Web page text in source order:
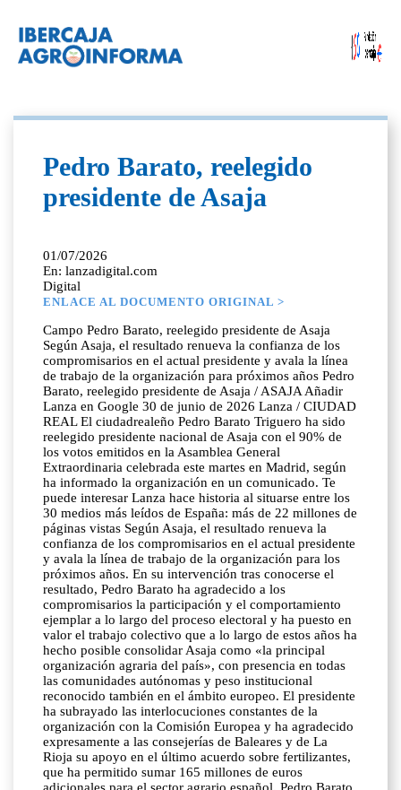
Pedro Barato, reelegido
presidente de Asaja
01/07/2026
En: lanzadigital.com
Digital
ENLACE AL DOCUMENTO ORIGINAL >
Campo Pedro Barato, reelegido presidente de Asaja
Según Asaja, el resultado renueva la confianza de los
compromisarios en el actual presidente y avala la línea
de trabajo de la organización para próximos años Pedro
Barato, reelegido presidente de Asaja / ASAJA Añadir
Lanza en Google 30 de junio de 2026 Lanza / CIUDAD
REAL El ciudadrealeño Pedro Barato Triguero ha sido
reelegido presidente nacional de Asaja con el 90% de
los votos emitidos en la Asamblea General
Extraordinaria celebrada este martes en Madrid, según
ha informado la organización en un comunicado. Te
puede interesar Lanza hace historia al situarse entre los
30 medios más leídos de España: más de 22 millones de
páginas vistas Según Asaja, el resultado renueva la
confianza de los compromisarios en el actual presidente
y avala la línea de trabajo de la organización para los
próximos años. En su intervención tras conocerse el
resultado, Pedro Barato ha agradecido a los
compromisarios la participación y el comportamiento
ejemplar a lo largo del proceso electoral y ha puesto en
valor el trabajo colectivo que a lo largo de estos años ha
hecho posible consolidar Asaja como «la principal
organización agraria del país», con presencia en todas
las comunidades autónomas y peso institucional
reconocido también en el ámbito europeo. El presidente
ha subrayado las interlocuciones constantes de la
organización con la Comisión Europea y ha agradecido
expresamente a las consejerías de Baleares y de La
Rioja su apoyo en el último acuerdo sobre fertilizantes,
que ha permitido sumar 165 millones de euros